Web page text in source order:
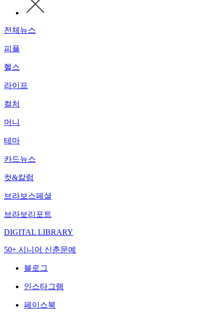
전체뉴스
피플
헬스
라이프
컬처
머니
테마
카드뉴스
컷&칼럼
브라보스페셜
브라보리포트
DIGITAL LIBRARY
50+ 시니어 신춘문예
블로그
인스타그램
페이스북